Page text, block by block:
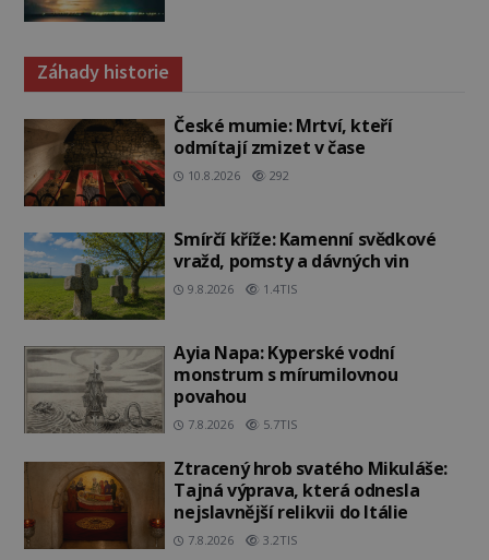
Záhady historie
České mumie: Mrtví, kteří
odmítají zmizet v čase
10.8.2026 292
Smírčí kříže: Kamenní svědkové
vražd, pomsty a dávných vin
9.8.2026 1.4TIS
Ayia Napa: Kyperské vodní
monstrum s mírumilovnou
povahou
7.8.2026 5.7TIS
Ztracený hrob svatého Mikuláše:
Tajná výprava, která odnesla
nejslavnější relikvii do Itálie
7.8.2026 3.2TIS